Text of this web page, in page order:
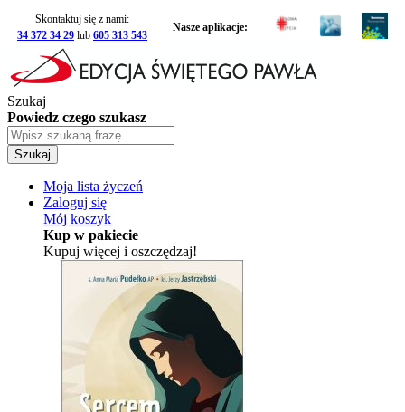
Skontaktuj się z nami:
34 372 34 29 lub 605 313 543
Nasze aplikacje:
Szukaj
Powiedz czego szukasz
Szukaj
Moja lista życzeń
Zaloguj się
Mój koszyk
Kup w pakiecie
Kupuj więcej i oszczędzaj!